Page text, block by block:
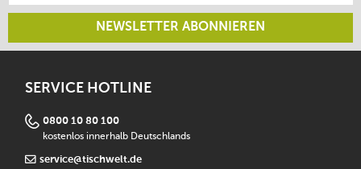
NEWSLETTER ABONNIEREN
SERVICE HOTLINE
0800 10 80 100
kostenlos innerhalb Deutschlands
service@tischwelt.de